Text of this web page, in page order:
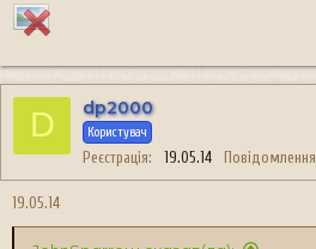
D dp2000
Користувач
Реєстрація 19.05.14 Повідомлення
19.05.14